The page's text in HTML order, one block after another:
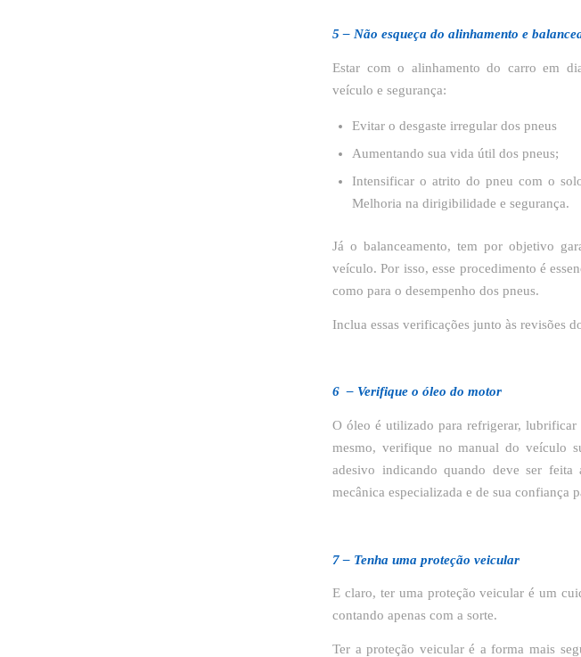
5 – Não esqueça do alinhamento e
Estar com o alinhamento do carro em
veículo e segurança:
Evitar o desgaste irregular dos pneus
Aumentando sua vida útil dos pneus;
Intensificar o atrito do pneu com o
Melhoria na dirigibilidade e segurança.
Já o balanceamento, tem por objetivo
veículo. Por isso, esse procedimento é
como para o desempenho dos pneus.
Inclua essas verificações junto às revisões
6 – Verifique o óleo do motor
O óleo é utilizado para refrigerar,
mesmo, verifique no manual do veículo
adesivo indicando quando deve ser
mecânica especializada e de sua confiança
7 – Tenha uma proteção veicular
E claro, ter uma proteção veicular é um
contando apenas com a sorte.
Ter a proteção veicular é a forma mais